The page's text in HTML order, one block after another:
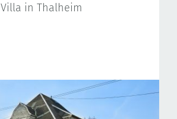
Villa in Thalheim